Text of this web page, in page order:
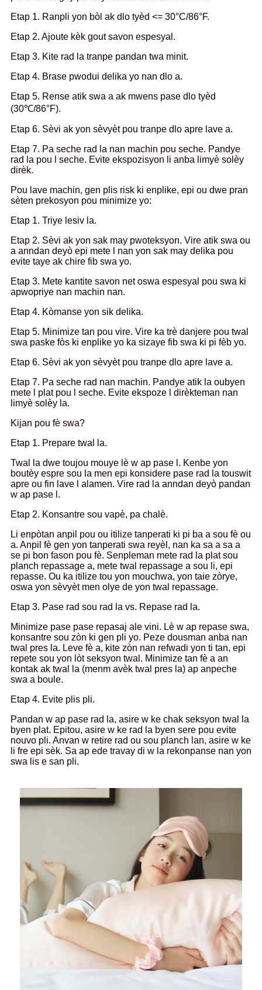
Etap 1. Ranpli yon bòl ak dlo tyèd <= 30°C/86°F.
Etap 2. Ajoute kèk gout savon espesyal.
Etap 3. Kite rad la tranpe pandan twa minit.
Etap 4. Brase pwodui delika yo nan dlo a.
Etap 5. Rense atik swa a ak mwens pase dlo tyèd
(30℃/86°F).
Etap 6. Sèvi ak yon sèvyèt pou tranpe dlo apre lave a.
Etap 7. Pa seche rad la nan machin pou seche. Pandye
rad la pou l seche. Evite ekspozisyon li anba limyè solèy
dirèk.
Pou lave machin, gen plis risk ki enplike, epi ou dwe pran
sèten prekosyon pou minimize yo:
Etap 1. Triye lesiv la.
Etap 2. Sèvi ak yon sak may pwoteksyon. Vire atik swa ou
a anndan deyò epi mete l nan yon sak may delika pou
evite taye ak chire fib swa yo.
Etap 3. Mete kantite savon net oswa espesyal pou swa ki
apwopriye nan machin nan.
Etap 4. Kòmanse yon sik delika.
Etap 5. Minimize tan pou vire. Vire ka trè danjere pou twal
swa paske fòs ki enplike yo ka sizaye fib swa ki pi fèb yo.
Etap 6. Sèvi ak yon sèvyèt pou tranpe dlo apre lave a.
Etap 7. Pa seche rad nan machin. Pandye atik la oubyen
mete l plat pou l seche. Evite ekspoze l dirèkteman nan
limyè solèy la.
Kijan pou fè swa?
Etap 1. Prepare twal la.
Twal la dwe toujou mouye lè w ap pase l. Kenbe yon
boutèy espre sou la men epi konsidere pase rad la touswit
apre ou fin lave l alamen. Vire rad la anndan deyò pandan
w ap pase l.
Etap 2. Konsantre sou vapè, pa chalè.
Li enpòtan anpil pou ou itilize tanperati ki pi ba a sou fè ou
a. Anpil fè gen yon tanperati swa reyèl, nan ka sa a sa a
se pi bon fason pou fè. Senpleman mete rad la plat sou
planch repassage a, mete twal repassage a sou li, epi
repasse. Ou ka itilize tou yon mouchwa, yon taie zòrye,
oswa yon sèvyèt men olye de yon twal repassage.
Etap 3. Pase rad sou rad la vs. Repase rad la.
Minimize pase pase repasaj ale vini. Lè w ap repase swa,
konsantre sou zòn ki gen pli yo. Peze dousman anba nan
twal pres la. Leve fè a, kite zòn nan refwadi yon ti tan, epi
repete sou yon lòt seksyon twal. Minimize tan fè a an
kontak ak twal la (menm avèk twal pres la) ap anpeche
swa a boule.
Etap 4. Evite plis pli.
Pandan w ap pase rad la, asire w ke chak seksyon twal la
byen plat. Epitou, asire w ke rad la byen sere pou evite
nouvo pli. Anvan w retire rad ou sou planch lan, asire w ke
li fre epi sèk. Sa ap ede travay di w la rekonpanse nan yon
swa lis e san pli.